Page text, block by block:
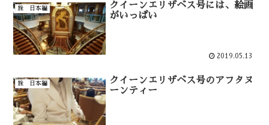
旅 日本編
クイーンエリザベス号には、絵画
がいっぱい
2019.05.13
旅 日本編
クイーンエリザベス号のアフタヌ
ーンティー